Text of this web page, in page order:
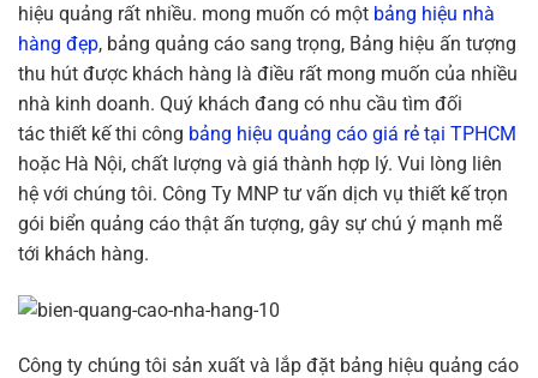
hiệu quảng rất nhiều. mong muốn có một bảng hiệu nhà
hàng đẹp, bảng quảng cáo sang trọng, Bảng hiệu ấn tượng
thu hút được khách hàng là điều rất mong muốn của nhiều
nhà kinh doanh. Quý khách đang có nhu cầu tìm đối
tác thiết kế thi công bảng hiệu quảng cáo giá rẻ tại TPHCM
hoặc Hà Nội, chất lượng và giá thành hợp lý. Vui lòng liên
hệ với chúng tôi. Công Ty MNP tư vấn dịch vụ thiết kế trọn
gói biển quảng cáo thật ấn tượng, gây sự chú ý mạnh mẽ
tới khách hàng.
Công ty chúng tôi sản xuất và lắp đặt bảng hiệu quảng cáo